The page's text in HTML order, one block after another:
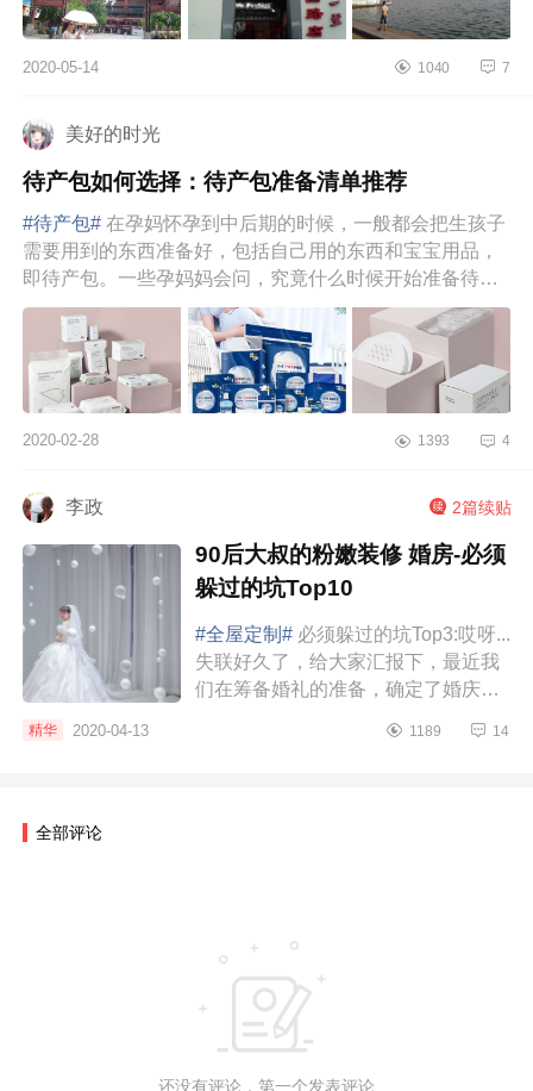
2020-05-14 1040 7
美好的时光
待产包如何选择：待产包准备清单推荐
#待产包# 在孕妈怀孕到中后期的时候，一般都会把生孩子
需要用到的东西准备好，包括自己用的东西和宝宝用品，
即待产包。一些孕妈妈会问，究竟什么时候开始准备待产
包啊？孕妇待产包需...
2020-02-28 1393 4
李政 2篇续贴
90后大叔的粉嫩装修 婚房-必须
躲过的坑Top10
#全屋定制# 必须躲过的坑Top3:哎呀...
失联好久了，给大家汇报下，最近我
们在筹备婚礼的准备，确定了婚庆公
都不是最贵的，但都是比较心仪的；
精华 2020-04-13 1189 14
全部评论
还没有评论，第一个发表评论